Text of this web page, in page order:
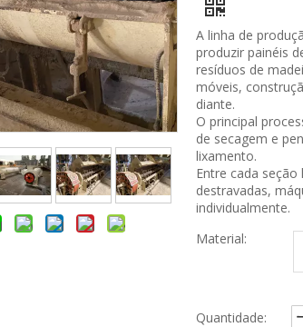
A linha de
produzir painéis
resíduos de
móveis,
diante.
O principal
de secagem e
lixamento.
Entre cada
destravadas,
individualmente.
Material:
Quantidade: